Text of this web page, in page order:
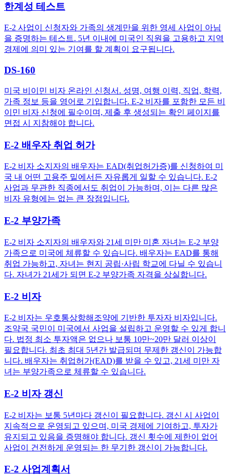
한계성 테스트
E-2 사업이 신청자와 가족의 생계만을 위한 영세 사업이 아님
을 증명하는 테스트. 5년 이내에 미국인 직원을 고용하고 지역
경제에 의미 있는 기여를 할 계획이 요구됩니다.
DS-160
미국 비이민 비자 온라인 신청서. 성명, 여행 이력, 직업, 학력,
가족 정보 등을 영어로 기입합니다. E-2 비자를 포함한 모든 비
이민 비자 신청에 필수이며, 제출 후 생성되는 확인 페이지를
면접 시 지참해야 합니다.
E-2 배우자 취업 허가
E-2 비자 소지자의 배우자는 EAD(취업허가증)를 신청하여 미
국 내 어떤 고용주 밑에서든 자유롭게 일할 수 있습니다. E-2
사업과 무관한 직종에서도 취업이 가능하며, 이는 다른 많은
비자 유형에는 없는 큰 장점입니다.
E-2 부양가족
E-2 비자 소지자의 배우자와 21세 미만 미혼 자녀는 E-2 부양
가족으로 미국에 체류할 수 있습니다. 배우자는 EAD를 통해
취업 가능하고, 자녀는 현지 공립·사립 학교에 다닐 수 있습니
다. 자녀가 21세가 되면 E-2 부양가족 자격을 상실합니다.
E-2 비자
E-2 비자는 우호통상항해조약에 기반한 투자자 비자입니다.
조약국 국민이 미국에서 사업을 설립하고 운영할 수 있게 합니
다. 법정 최소 투자액은 없으나 보통 10만~20만 달러 이상이
필요합니다. 최초 최대 5년간 발급되며 무제한 갱신이 가능합
니다. 배우자는 취업허가(EAD)를 받을 수 있고, 21세 미만 자
녀는 부양가족으로 체류할 수 있습니다.
E-2 비자 갱신
E-2 비자는 보통 5년마다 갱신이 필요합니다. 갱신 시 사업이
지속적으로 운영되고 있으며, 미국 경제에 기여하고, 투자가
유지되고 있음을 증명해야 합니다. 갱신 횟수에 제한이 없어
사업이 건전하게 운영되는 한 무기한 갱신이 가능합니다.
E-2 사업계획서